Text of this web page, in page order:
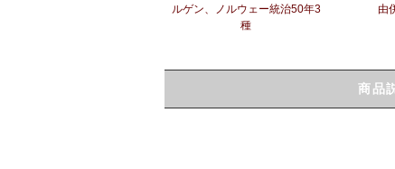
ルゲン、ノルウェー統治50年3
種
由
商品